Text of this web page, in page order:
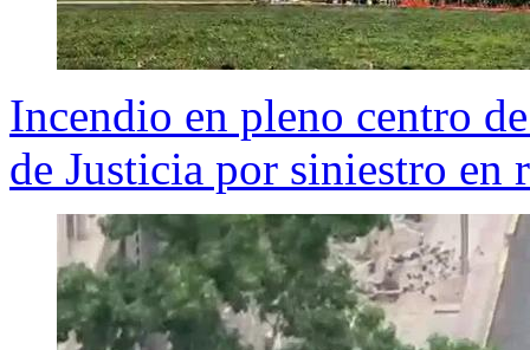
Incendio en pleno centro
de Justicia por siniestro en